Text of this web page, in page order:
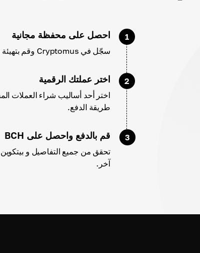
1 احصل على محفظة مجانية
سجّل في Cryptomus وقم بتهيئة حسابك وإعدادات محفظتك.
2 اختر عملتك الرقمية
طريقة الدفع.
3 قم بالدفع واحصل على BCH
تحقق من جميع التفاصيل و
آخر.